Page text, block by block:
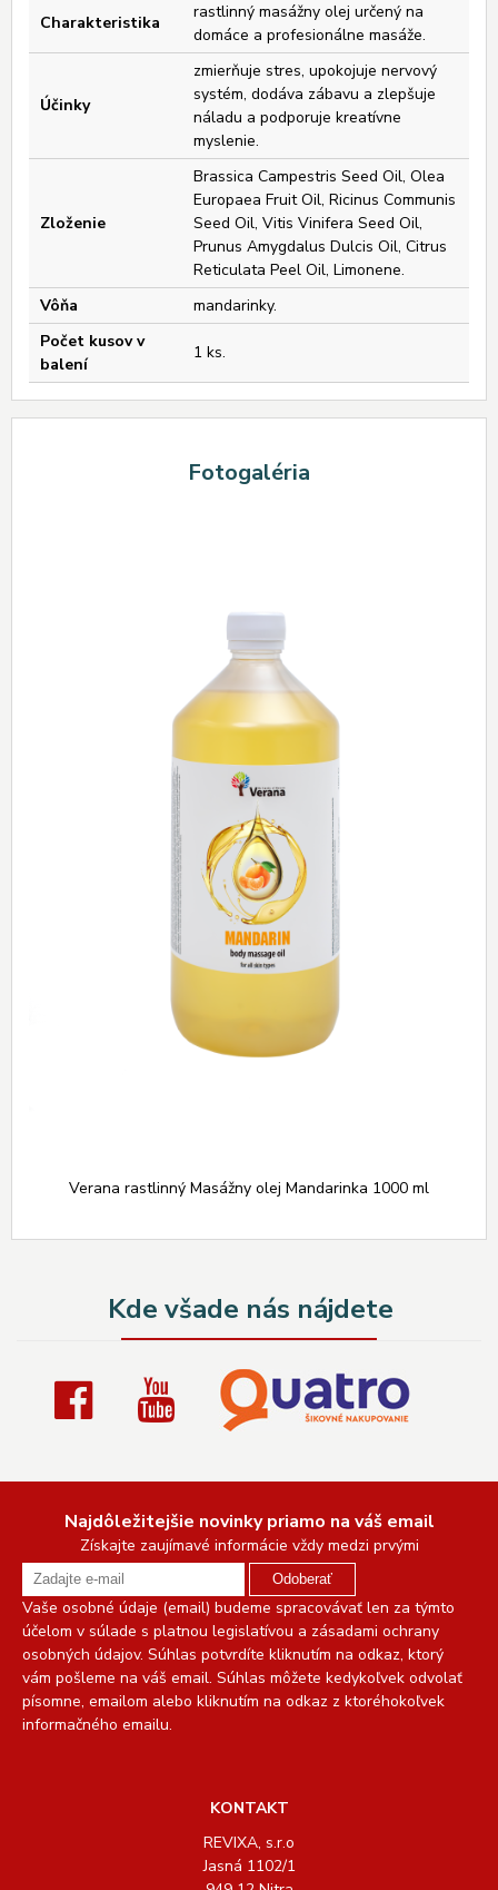
Charakteristika
rastlinný masážny olej určený na
domáce a profesionálne masáže.
Účinky
zmierňuje stres, upokojuje nervový
systém, dodáva zábavu a zlepšuje
náladu a podporuje kreatívne
myslenie.
Zloženie
Brassica Campestris Seed Oil, Olea
Europaea Fruit Oil, Ricinus Communis
Seed Oil, Vitis Vinifera Seed Oil,
Prunus Amygdalus Dulcis Oil, Citrus
Reticulata Peel Oil, Limonene.
Vôňa
mandarinky.
Počet kusov v
balení
1 ks.
Fotogaléria
Verana rastlinný Masážny olej Mandarinka 1000 ml
Kde všade nás nájdete
Najdôležitejšie novinky priamo na váš email
Získajte zaujímavé informácie vždy medzi prvými
Odoberať
Vaše osobné údaje (email) budeme spracovávať len za týmto
účelom v súlade s platnou legislatívou a zásadami ochrany
osobných údajov. Súhlas potvrdíte kliknutím na odkaz, ktorý
vám pošleme na váš email. Súhlas môžete kedykoľvek odvolať
písomne, emailom alebo kliknutím na odkaz z ktoréhokoľvek
informačného emailu.
KONTAKT
REVIXA, s.r.o
Jasná 1102/1